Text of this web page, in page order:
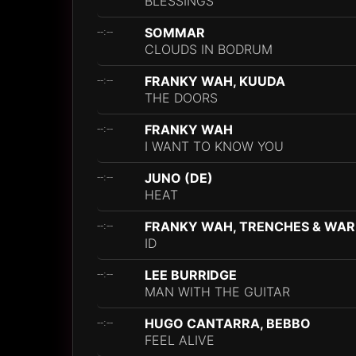
--:--
SOMMAR
CLOUDS IN BODRUM
--:--
FRANKY WAH, KUUDA
THE DOORS
--:--
FRANKY WAH
I WANT TO KNOW YOU
--:--
JUNO (DE)
HEAT
--:--
FRANKY WAH, TRENCHES &
ID
--:--
LEE BURRIDGE
MAN WITH THE GUITAR
--:--
HUGO CANTARRA, BEBBO
FEEL ALIVE